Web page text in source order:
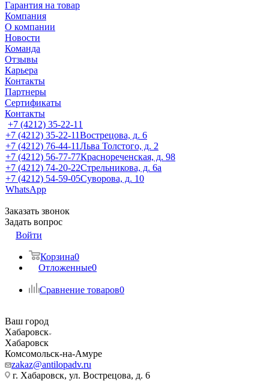
Гарантия на товар
Компания
О компании
Новости
Команда
Отзывы
Карьера
Контакты
Партнеры
Сертификаты
Контакты
+7 (4212) 35-22-11
+7 (4212) 35-22-11Вострецова, д. 6
+7 (4212) 76-44-11Льва Толстого, д. 2
+7 (4212) 56-77-77Краснореченская, д. 98
+7 (4212) 74-20-22Стрельникова, д. 6а
+7 (4212) 54-59-05Суворова, д. 10
WhatsApp
Заказать звонок
Задать вопрос
Войти
Корзина0
Отложенные0
Сравнение товаров0
Ваш город
Хабаровск
Хабаровск
Комсомольск-на-Амуре
zakaz@antilopadv.ru
г. Хабаровск, ул. Вострецова, д. 6